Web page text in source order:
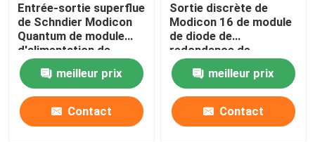
Module d'alimentation d'énergie superflu
Panneau de circuit de commande
Digital je module d'O
Entrée-sortie superflue
de Schndier Modicon
Quantum de module
d'alimentation de
l'énergie
140DRC83000
meilleur prix
Contact
Sortie discrète de
Modicon 16 de module
de diode de
redondance de
140DRA84000
Schneidermeilleur prix
Contact